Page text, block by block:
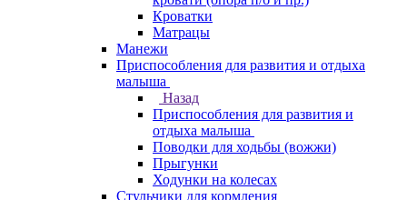
Кроватки
Матрацы
Манежи
Приспособления для развития и отдыха
малыша
Назад
Приспособления для развития и
отдыха малыша
Поводки для ходьбы (вожжи)
Прыгунки
Ходунки на колесах
Стульчики для кормления